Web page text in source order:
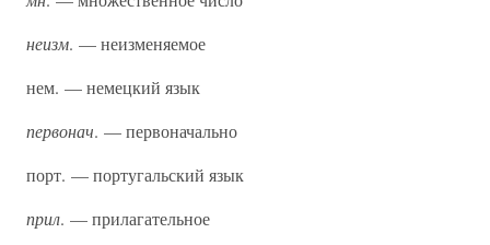
неизм. — неизменяемое
нем. — немецкий язык
первонач. — первоначально
порт. — португальский язык
прил. — прилагательное